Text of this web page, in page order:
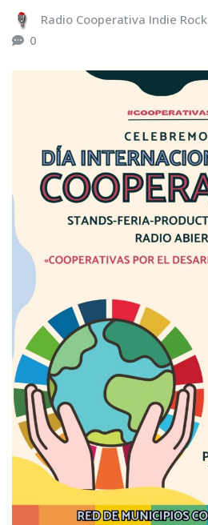
Radio Cooperativa Indie Rock
0